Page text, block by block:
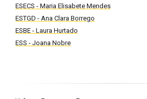
ESECS - Maria Elisabete Mendes
ESTGD - Ana Clara Borrego
ESBE - Laura Hurtado
ESS - Joana Nobre